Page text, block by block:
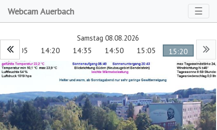
Webcam Auerbach ☰
Samstag 08.08.2026
14:05 14:20 14:35 14:50 15:05 15:20